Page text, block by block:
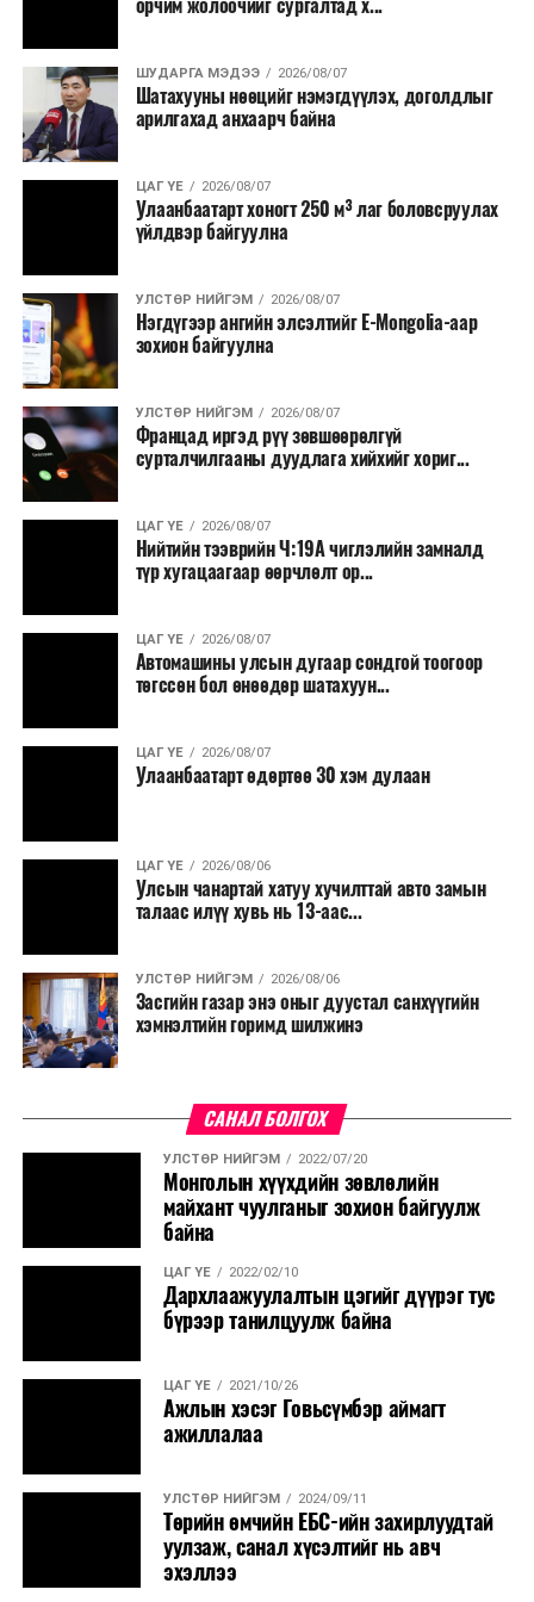
хамгийн эртний марафонуудын нэг бөгөөд анх 1897
онд зохион байгуулагдсан. Түүнээс хойш жил бүр
тасралтгүй зохион байгуулагдаж ирсэн бөгөөд АНУ-
ын Эх орончдын өдөрт зориулан дөрөвдүгээр сарын
гурав дахь Даваа гаригт уламжлал болгон явуулдаг.
Олон улсын марафоны тэмцээнүүд дундаас нэр
хүндээрээ тэргүүлэх энэхүү уралдаанд оролцохын
тулд гүйгчид тодорхой босго хугацаа давсан байх
шаардлагатай нь онцлог юм.
орчим жолоочийг сургалтад х...
ШУДАРГА МЭДЭЭ 2026/08/07
Шатахууны нөөцийг нэмэгдүүлэх, доголдлыг
арилгахад анхаарч байна
ЦАГ ҮЕ 2026/08/07
Улаанбаатарт хоногт 250 м³ лаг боловсруулах
үйлдвэр байгуулна
УЛСТӨР НИЙГЭМ 2026/08/07
Нэгдүгээр ангийн элсэлтийг E-Mongolia-аар
зохион байгуулна
УЛСТӨР НИЙГЭМ 2026/08/07
Францад иргэд рүү зөвшөөрөлгүй
сурталчилгааны дуудлага хийхийг хориг...
ЦАГ ҮЕ 2026/08/07
Нийтийн тээврийн Ч:19А чиглэлийн замналд
түр хугацаагаар өөрчлөлт ор...
ЦАГ ҮЕ 2026/08/07
Автомашины улсын дугаар сондгой тоогоор
төгссөн бол өнөөдөр шатахуун...
ЦАГ ҮЕ 2026/08/07
Улаанбаатарт өдөртөө 30 хэм дулаан
ЦАГ ҮЕ 2026/08/06
Улсын чанартай хатуу хучилттай авто замын
талаас илүү хувь нь 13-аас...
УЛСТӨР НИЙГЭМ 2026/08/06
Засгийн газар энэ оныг дуустал санхүүгийн
хэмнэлтийн горимд шилжинэ
САНАЛ БОЛГОХ
УЛСТӨР НИЙГЭМ 2022/07/20
Монголын хүүхдийн зөвлөлийн
майхант чуулганыг зохион байгуулж
байна
ЦАГ ҮЕ 2022/02/10
Дархлаажуулалтын цэгийг дүүрэг тус
бүрээр танилцуулж байна
ЦАГ ҮЕ 2021/10/26
Ажлын хэсэг Говьсүмбэр аймагт
ажиллалаа
УЛСТӨР НИЙГЭМ 2024/09/11
Төрийн өмчийн ЕБС-ийн захирлуудтай
уулзаж, санал хүсэлтийг нь авч
эхэллээ